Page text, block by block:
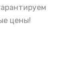
цены!